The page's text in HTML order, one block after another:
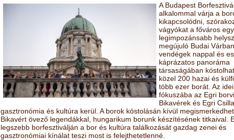
A Budapest
alkalommal várja a
kikapcsolódni,
vágyókat a főváros
legimpozánsabb
megújuló Budai
vendégek nappal és
káprázatos panoráma
társaságában
közel 200 hazai és
több ezer borát. Az
fókuszába az Egri
Bikavérek és Egri
gasztronómia és kultúra kerül. A borok kóstolásán kívül
Bikavért övező legendákkal, hungarikum borunk készítésének titkaival.
legszebb borfesztiválján a bor és kultúra találkozását gazdag zenei és
gasztronómiai kínálat teszi most is felejthetetlenné.